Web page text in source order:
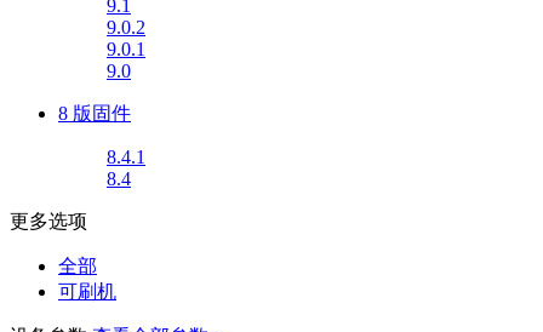
9.1
9.0.2
9.0.1
9.0
8 版固件
8.4.1
8.4
更多选项
全部
可刷机